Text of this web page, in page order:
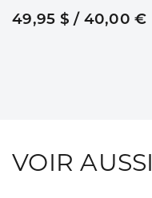
49,95 $ / 40,00 €
VOIR AUSSI